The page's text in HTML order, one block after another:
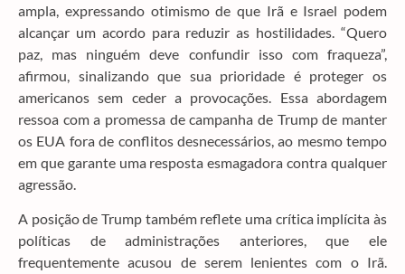
ampla, expressando otimismo de que Irã e Israel podem
alcançar um acordo para reduzir as hostilidades. “Quero
paz, mas ninguém deve confundir isso com fraqueza”,
afirmou, sinalizando que sua prioridade é proteger os
americanos sem ceder a provocações. Essa abordagem
ressoa com a promessa de campanha de Trump de manter
os EUA fora de conflitos desnecessários, ao mesmo tempo
em que garante uma resposta esmagadora contra qualquer
agressão.
A posição de Trump também reflete uma crítica implícita às
políticas de administrações anteriores, que ele
frequentemente acusou de serem lenientes com o Irã.